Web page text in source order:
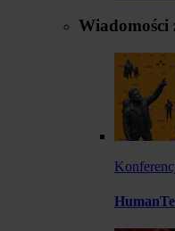
Wiadomości